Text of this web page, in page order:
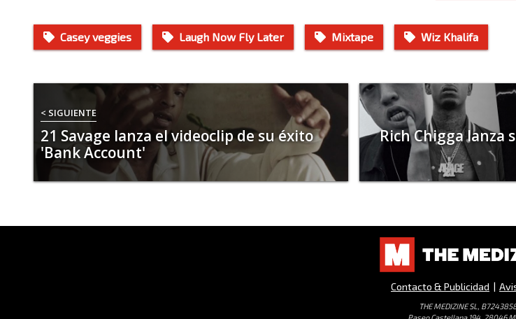
Casey veggies Laugh Now Fly Later Mixtape Wiz Khalifa
< SIGUIENTE
21 Savage lanza el videoclip de su éxito
'Bank Account'
Rich Chigga lanza
Contacto & Publicidad |
THE MEDIZINE SL,